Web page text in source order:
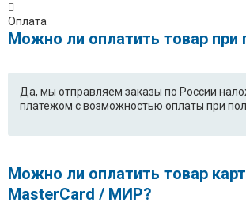
Оплата
Можно ли оплатить товар при
Да, мы отправляем заказы по России
платежом с возможностью оплаты при
Можно ли оплатить товар
MasterCard / МИР?